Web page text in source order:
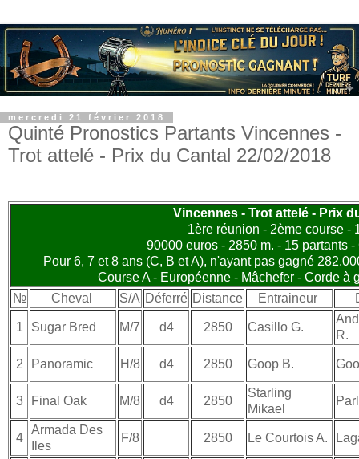
mercredi 21 février 2018
Quinté Pronostics Partants Vincennes -
Trot attelé - Prix du Cantal 22/02/2018
Vincennes - Trot attelé - Prix
1ère réunion - 2ème course -
90000 euros - 2850 m. - 15 partants -
Pour 6, 7 et 8 ans (C, B et A), n'ayant pas gagné
Course A - Européenne - Mâchefer - Corde à
№
Cheval S/A Déferré Distance Entraineur
1 Sugar Bred M/7 d4 2850 Casillo G.
R.
2 Panoramic H/8 d4 2850 Goop B.
3 Final Oak M/8 d4 2850
Starling
Mikael
4
Armada Des
Iles
F/8 2850 Le Courtois A.